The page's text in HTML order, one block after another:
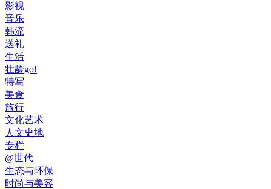
影视
音乐
韩流
送礼
生活
壮龄go!
特写
美食
旅行
文化艺术
人文史地
专栏
@世代
生态与环保
时尚与美容